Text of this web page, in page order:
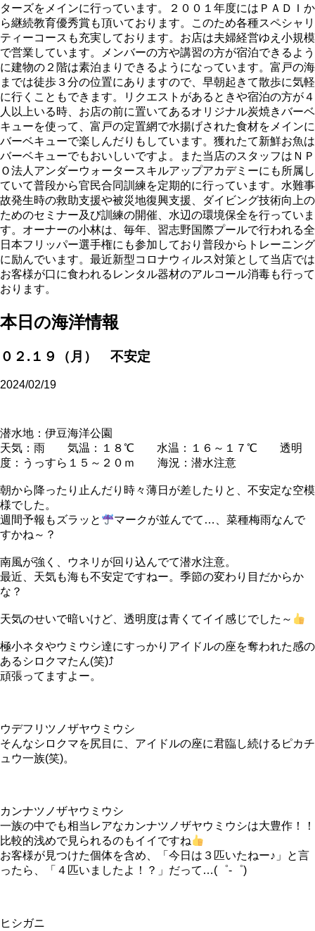
ターズをメインに行っています。２００１年度にはＰＡＤＩか
ら継続教育優秀賞も頂いております。このため各種スペシャリ
ティーコースも充実しております。お店は夫婦経営ゆえ小規模
で営業しています。メンバーの方や講習の方が宿泊できるよう
に建物の２階は素泊まりできるようになっています。富戸の海
までは徒歩３分の位置にありますので、早朝起きて散歩に気軽
に行くこともできます。リクエストがあるときや宿泊の方が４
人以上いる時、お店の前に置いてあるオリジナル炭焼きバーベ
キューを使って、富戸の定置網で水揚げされた食材をメインに
バーベキューで楽しんだりもしています。獲れたて新鮮お魚は
バーベキューでもおいしいですよ。また当店のスタッフはＮＰ
Ｏ法人アンダーウォータースキルアップアカデミーにも所属し
ていて普段から官民合同訓練を定期的に行っています。水難事
故発生時の救助支援や被災地復興支援、ダイビング技術向上の
ためのセミナー及び訓練の開催、水辺の環境保全を行っていま
す。オーナーの小林は、毎年、習志野国際プールで行われる全
日本フリッパー選手権にも参加しており普段からトレーニング
に励んでいます。最近新型コロナウィルス対策として当店では
お客様が口に食われるレンタル器材のアルコール消毒も行って
おります。
本日の海洋情報
０２.１９（月） 不安定
2024/02/19
潜水地：伊豆海洋公園
天気：雨 気温：１８℃ 水温：１６～１７℃ 透明
度：うっすら１５～２０ｍ 海況：潜水注意
朝から降ったり止んだり時々薄日が差したりと、不安定な空模
様でした。
週間予報もズラッと
マークが並んでて…、菜種梅雨なんで
すかね～？
南風が強く、ウネリが回り込んでて潜水注意。
最近、天気も海も不安定ですねー。季節の変わり目だからか
な？
天気のせいで暗いけど、透明度は青くてイイ感じでした～
極小ネタやウミウシ達にすっかりアイドルの座を奪われた感の
あるシロクマたん(笑)⤴
頑張ってますよー。
ウデフリツノザヤウミウシ
そんなシロクマを尻目に、アイドルの座に君臨し続けるピカチ
ュウ一族(笑)。
カンナツノザヤウミウシ
一族の中でも相当レアなカンナツノザヤウミウシは大豊作！！
比較的浅めで見られるのもイイですね
お客様が見つけた個体を含め、「今日は３匹いたねー♪」と言
ったら、「４匹いましたよ！？」だって…(゜-゜)
ヒシガニ